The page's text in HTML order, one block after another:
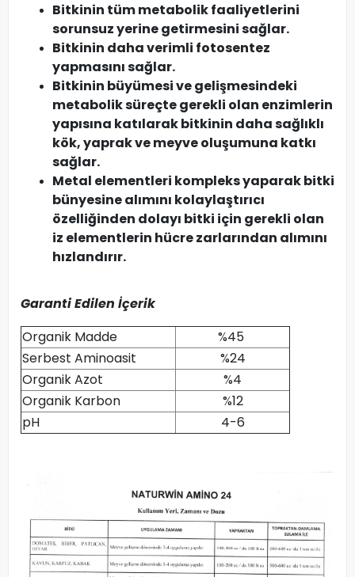
Bitkinin tüm metabolik faaliyetlerini
sorunsuz yerine getirmesini sağlar.
Bitkinin daha verimli fotosentez
yapmasını sağlar.
Bitkinin büyümesi ve gelişmesindeki
metabolik süreçte gerekli olan enzimlerin
yapısına katılarak bitkinin daha sağlıklı
kök, yaprak ve meyve oluşumuna katkı
sağlar.
Metal elementleri kompleks yaparak bitki
bünyesine alımını kolaylaştırıcı
özelliğinden dolayı bitki için gerekli olan
iz elementlerin hücre zarlarından alımını
hızlandırır.
Garanti Edilen İçerik
Organik Madde
%45
Serbest Aminoasit
%24
Organik Azot
%4
Organik Karbon
%12
pH
4-6